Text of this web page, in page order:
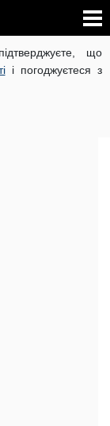
що
і погоджуєтеся з
В УКРАЇНІ
НА РУССКОМ